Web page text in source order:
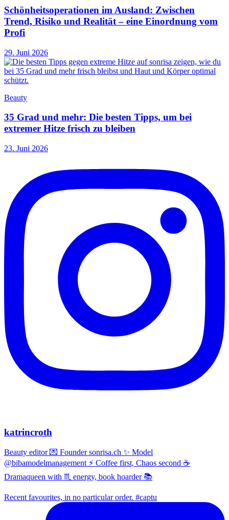
Schönheitsoperationen im Ausland: Zwischen
Trend, Risiko und Realität – eine Einordnung vom
Profi
29. Juni 2026
Beauty
35 Grad und mehr: Die besten Tipps, um bei
extremer Hitze frisch zu bleiben
23. Juni 2026
katrincroth
Beauty editor 💌 Founder sonrisa.ch ✨ Model
@bibamodelmanagement ⚡ Coffee first, Chaos second ☕
Dramaqueen with ♏ energy, book hoarder 📚
Recent favourites, in no particular order. #captu